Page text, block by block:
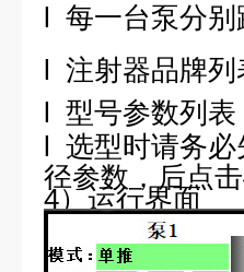
l 每一台泵分
l 注射器品牌
l 型号参数列
l 选型时请务
径参数，后点
4）运行界面